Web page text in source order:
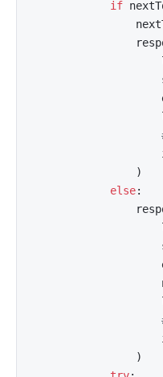
if
                )
else:
                )